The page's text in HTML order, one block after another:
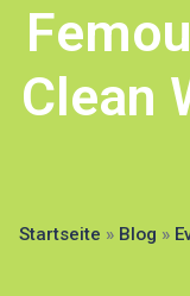
Clean
Startseite » Blog »